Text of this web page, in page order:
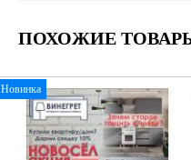
ПОХОЖИЕ
Новинка